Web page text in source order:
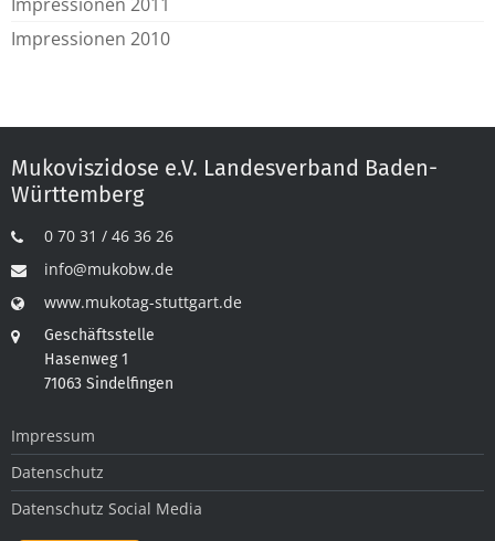
Impressionen 2010
Mukoviszidose e.V. Landesverband Baden-
Württemberg
0 70 31 / 46 36 26
info@mukobw.de
www.mukotag-stuttgart.de
Geschäftsstelle
Hasenweg 1
71063 Sindelfingen
Impressum
Datenschutz
Datenschutz Social Media